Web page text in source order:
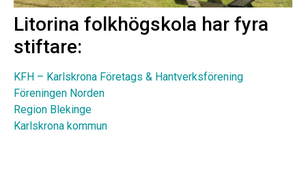
Litorina folkhögskola har fyra
stiftare:
KFH – Karlskrona Företags & Hantverksförening
Föreningen Norden
Region Blekinge
Karlskrona kommun